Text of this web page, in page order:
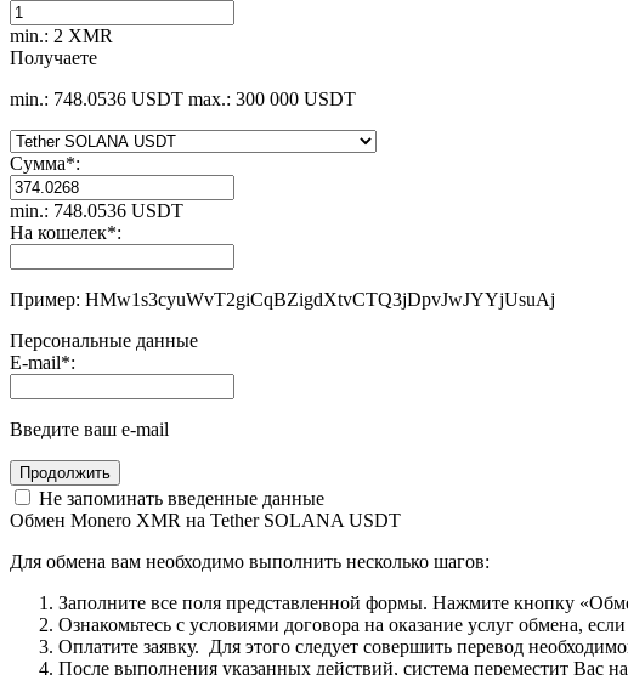
min.: 2 XMR
Получаете
min.: 748.0536 USDT max.: 300 000 USDT
Сумма*:
min.: 748.0536 USDT
На кошелек*:
Пример: HMw1s3cyuWvT2giCqBZigdXtvCTQ3jDpvJwJYYjUsuAj
Персональные данные
E-mail*:
Введите ваш e-mail
Не запоминать введенные данные
Обмен Monero XMR на Tether SOLANA USDT
Для обмена вам необходимо выполнить несколько шагов:
Заполните все поля представленной формы. Нажмите кнопку
Ознакомьтесь с условиями договора на оказание услуг обмена,
Оплатите заявку. Для этого следует совершить перевод
После выполнения указанных действий, система переместит Вас